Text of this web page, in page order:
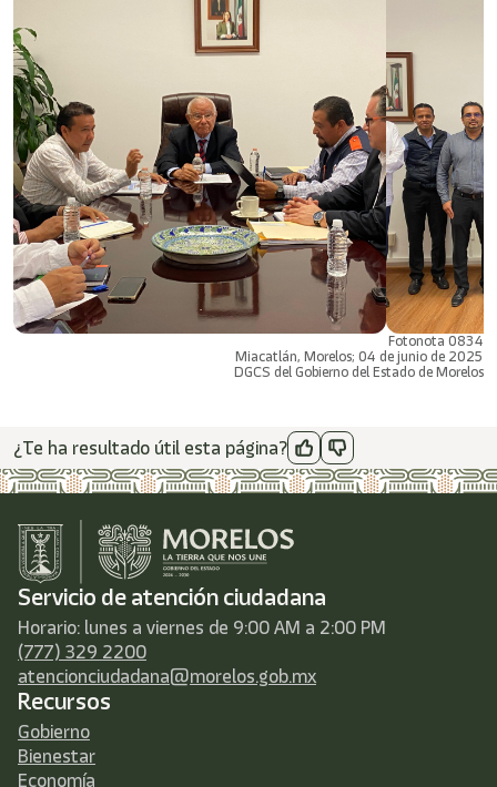
Fotonota 0834
Miacatlán, Morelos; 04 de junio de 2025
DGCS del Gobierno del Estado de Morelos
¿Te ha resultado útil esta página?
Servicio de atención ciudadana
Horario: lunes a viernes de 9:00 AM a 2:00 PM
(777) 329 2200
atencionciudadana@morelos.gob.mx
Recursos
Gobierno
Bienestar
Economía